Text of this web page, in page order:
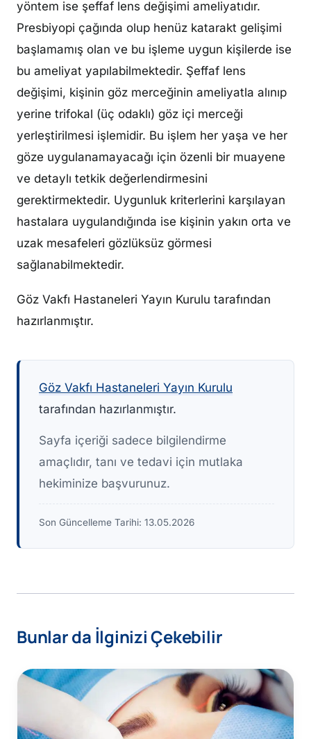
yöntem ise şeffaf lens değişimi ameliyatıdır.
Presbiyopi çağında olup henüz katarakt gelişimi
başlamamış olan ve bu işleme uygun kişilerde ise
bu ameliyat yapılabilmektedir. Şeffaf lens
değişimi, kişinin göz merceğinin ameliyatla alınıp
yerine trifokal (üç odaklı) göz içi merceği
yerleştirilmesi işlemidir. Bu işlem her yaşa ve her
göze uygulanamayacağı için özenli bir muayene
ve detaylı tetkik değerlendirmesini
gerektirmektedir. Uygunluk kriterlerini karşılayan
hastalara uygulandığında ise kişinin yakın orta ve
uzak mesafeleri gözlüksüz görmesi
sağlanabilmektedir.
Göz Vakfı Hastaneleri Yayın Kurulu tarafından
hazırlanmıştır.
Göz Vakfı Hastaneleri Yayın Kurulu
tarafından hazırlanmıştır.
Sayfa içeriği sadece bilgilendirme
amaçlıdır, tanı ve tedavi için mutlaka
hekiminize başvurunuz.
Son Güncelleme Tarihi: 13.05.2026
Bunlar da İlginizi Çekebilir